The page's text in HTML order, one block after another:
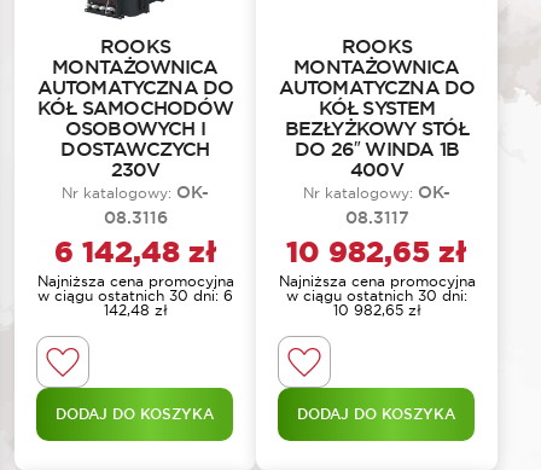
ROOKS
MONTAŻOWNICA
AUTOMATYCZNA DO
KÓŁ SAMOCHODÓW
OSOBOWYCH I
DOSTAWCZYCH
230V
Nr katalogowy: OK-
08.3116
6 142,48 zł
Najniższa cena promocyjna
w ciągu ostatnich 30 dni: 6
142,48 zł
DODAJ DO KOSZYKA
ROOKS
MONTAŻOWNICA
AUTOMATYCZNA DO
KÓŁ SYSTEM
BEZŁYŻKOWY STÓŁ
DO 26″ WINDA 1B
400V
Nr katalogowy: OK-
08.3117
10 982,65 zł
Najniższa cena promocyjna
w ciągu ostatnich 30 dni:
10 982,65 zł
DODAJ DO KOSZYKA